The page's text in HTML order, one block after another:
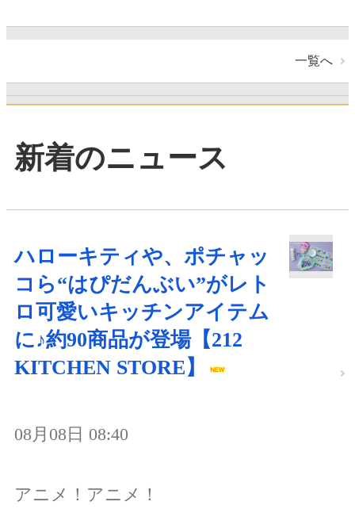
一覧へ
新着のニュース
ハローキティや、ポチャッ
コら“はぴだんぶい”がレト
ロ可愛いキッチンアイテム
に♪約90商品が登場【212
KITCHEN STORE】
08月08日 08:40
アニメ！アニメ！